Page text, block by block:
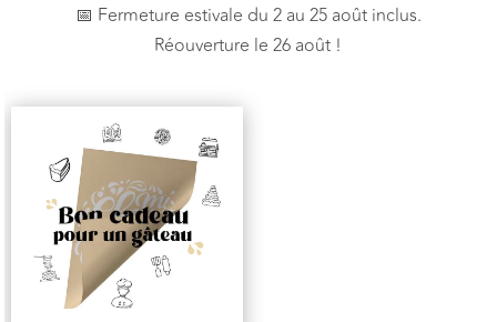
📅 Fermeture estivale du 2 au 25 août inclus.
Réouverture le 26 août !